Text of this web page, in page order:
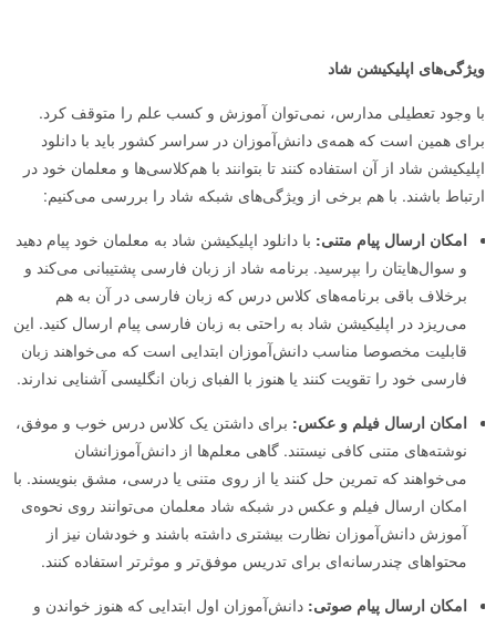
ویژگی‌های اپلیکیشن شاد
با وجود تعطیلی مدارس، نمی‌توان آموزش و کسب علم را متوقف کرد.
برای همین است که همه‌ی دانش‌آموزان در سراسر کشور باید با دانلود
اپلیکیشن شاد از آن استفاده کنند تا بتوانند با هم‌کلاسی‌ها و معلمان خود در
ارتباط باشند. با هم برخی از ویژگی‌های شبکه شاد را بررسی می‌کنیم:
امکان ارسال پیام متنی: با دانلود اپلیکیشن شاد به معلمان خود پیام دهید
و سوال‌هایتان را بپرسید. برنامه شاد از زبان فارسی پشتیبانی می‌کند و
برخلاف باقی برنامه‌های کلاس درس که زبان فارسی در آن به‌ هم
می‌ریزد در اپلیکیشن شاد به راحتی به زبان فارسی پیام ارسال کنید. این
قابلیت مخصوصا مناسب دانش‌آموزان ابتدایی است که می‌خواهند زبان
فارسی خود را تقویت کنند یا هنوز با الفبای زبان انگلیسی آشنایی ندارند.
امکان ارسال فیلم و عکس: برای داشتن یک کلاس درس خوب و موفق،
نوشته‌های متنی کافی نیستند. گاهی معلم‌ها از دانش‌آموزانشان
می‌خواهند که تمرین حل کنند یا از روی متنی یا درسی، مشق بنویسند. با
امکان ارسال فیلم و عکس در شبکه شاد معلمان می‌توانند روی نحوه‌ی
آموزش دانش‌آموزان نظارت بیشتری داشته باشند و خودشان نیز از
محتواهای چندرسانه‌‌ای برای تدریس موفق‌تر و موثرتر استفاده کنند.
امکان ارسال پیام صوتی: دانش‌آموزان اول ابتدایی که هنوز خواندن و